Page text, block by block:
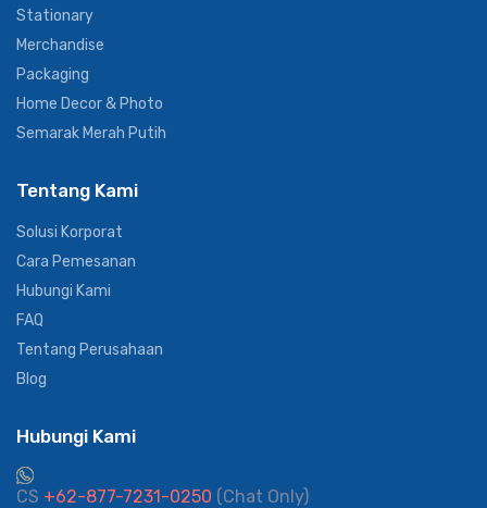
Stationary
Merchandise
Packaging
Home Decor & Photo
Semarak Merah Putih
Tentang Kami
Solusi Korporat
Cara Pemesanan
Hubungi Kami
FAQ
Tentang Perusahaan
Blog
Hubungi Kami
CS +62-877-7231-0250 (Chat Only)